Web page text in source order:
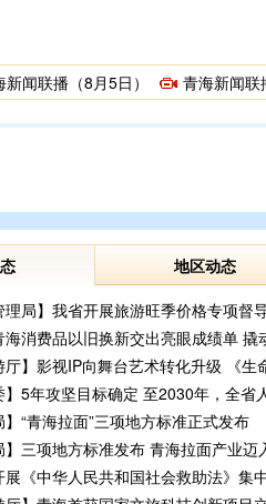
新闻联播（8月5日） 青海新闻联
地区动态
理局】我省开展旅游旺季价格专项督
海消费品以旧换新交出亮眼成绩单
厅】影视IP向舞台艺术转化升级 《
】5年攻坚目标确定 至2030年，全省
】“青海拉面”三项地方标准正式发布
】三项地方标准发布 青海拉面产业
展《中华人民共和国社会救助法》集